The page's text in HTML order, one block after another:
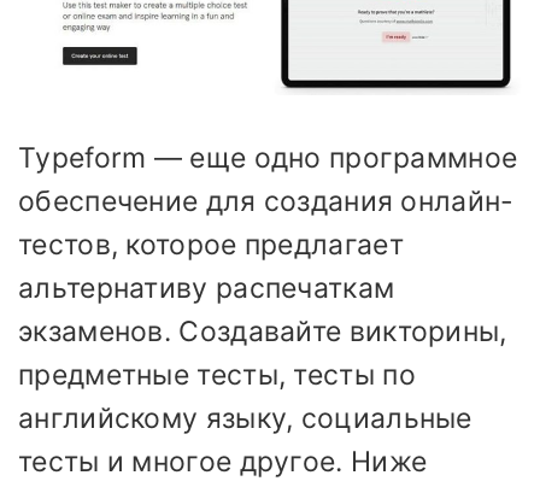
Typeform — еще одно программное
обеспечение для создания онлайн-
тестов, которое предлагает
альтернативу распечаткам
экзаменов. Создавайте викторины,
предметные тесты, тесты по
английскому языку, социальные
тесты и многое другое. Ниже